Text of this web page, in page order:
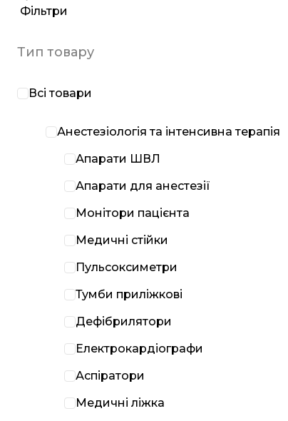
Фільтри
Тип товару
Всі товари
Анестезіологія та інтенсивна терапія
Апарати ШВЛ
Апарати для анестезії
Монітори пацієнта
Медичні стійки
Пульсоксиметри
Тумби приліжкові
Дефібрилятори
Електрокардіографи
Аспіратори
Медичні ліжка